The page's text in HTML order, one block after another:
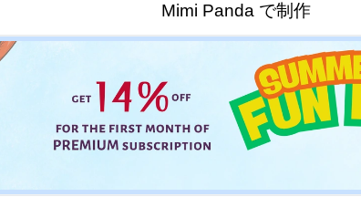
Mimi Panda で制作